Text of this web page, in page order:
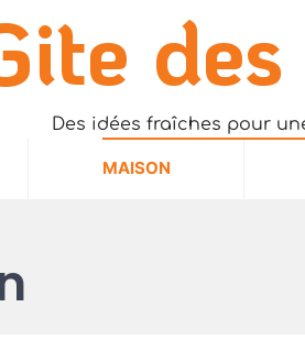
Des idées fraîches pour
MAISON